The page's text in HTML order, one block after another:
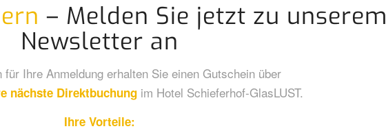
– Melden Sie jetzt zu unserem
Newsletter an
Ihre Anmeldung erhalten Sie einen Gutschein über
nächste Direktbuchungim Hotel Schieferhof-GlasLUST.
Ihre Vorteile: